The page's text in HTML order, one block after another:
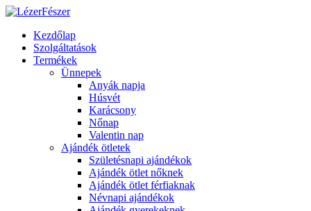
Kezdőlap
Szolgáltatások
Termékek
Ünnepek
Anyák napja
Húsvét
Karácsony
Nőnap
Valentin nap
Ajándék ötletek
Születésnapi ajándékok
Ajándék ötlet nőknek
Ajándék ötlet férfiaknak
Névnapi ajándékok